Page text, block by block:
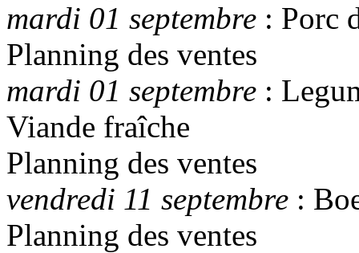
mardi 01 septembre : Porc
Planning des ventes
mardi 01 septembre :
Viande fraîche
Planning des ventes
vendredi 11 septembre :
Planning des ventes